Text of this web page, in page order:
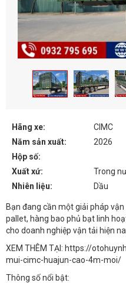
Hãng xe:
CIMC
Năm sản xuất:
2026
Hộp số:
Xuất xứ:
Trong
Nhiên liệu:
Dầu
Bạn đang cần một giải pháp
pallet, hàng bao phủ bạt linh
cho doanh nghiệp vận tải hiện
XEM THÊM TẠI: https://
mui-cimc-huajun-cao-4m-moi/
Thông số nổi bật: